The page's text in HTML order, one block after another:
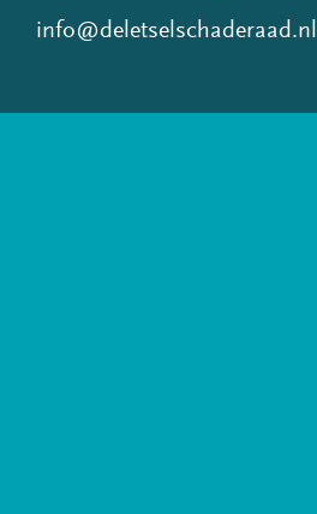
info@deletselschaderaad.nl